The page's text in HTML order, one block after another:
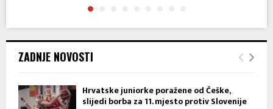
ZADNJE NOVOSTI
Hrvatske juniorke poražene od Češke,
slijedi borba za 11. mjesto protiv Slovenije